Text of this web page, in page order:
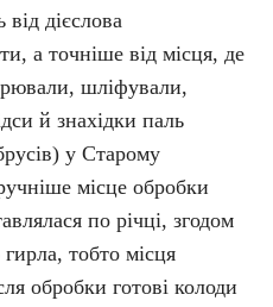
дієслова
а точніше від місця, де
шліфували,
й знахідки паль
у Старому
місце обробки
по річці, згодом
тобто місця
обробки готові колоди